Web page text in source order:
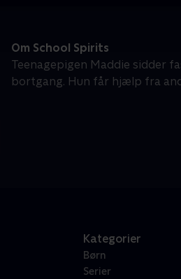
Om School Spirits
Teenagepigen Maddie sidder
bortgang. Hun får hjælp fra
Kategorier
Børn
Serier